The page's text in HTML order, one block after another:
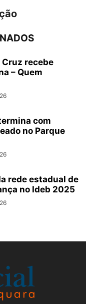
Cruz recebe
– Quem
com
no Parque
rede estadual de
no Ideb 2025